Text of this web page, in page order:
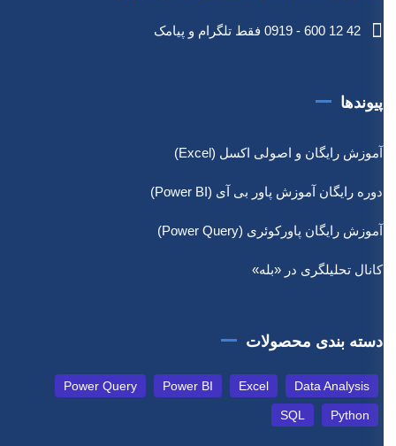
42 12 600 - 0919 فقط تلگرام و پیامک
پیوندها
آموزش رایگان و اصولی اکسل (Excel)
دوره رایگان آموزش پاور بی آی (Power BI)
آموزش رایگان پاورکوئری (Power Query)
کانال تحلیلگری در «بله»
دسته بندی محصولات
Data Analysis
Excel
Power BI
Power Query
Python
SQL